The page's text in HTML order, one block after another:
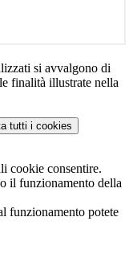
si avvalgono di
finalità illustrate nella
tutti i cookies
cookie consentire.
il funzionamento della
funzionamento potete